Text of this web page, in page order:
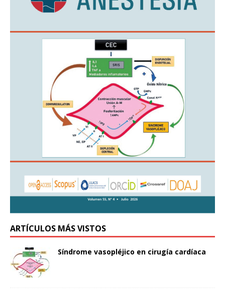
ARTÍCULOS MÁS VISTOS
Síndrome vasopléjico en cirugía cardíaca